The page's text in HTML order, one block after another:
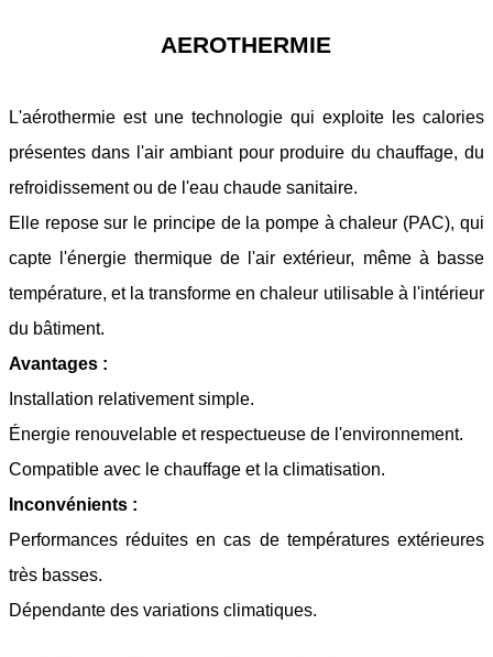
AEROTHERMIE
L'aérothermie est une technologie qui exploite les calories
présentes dans l'air ambiant pour produire du chauffage, du
refroidissement ou de l'eau chaude sanitaire.
Elle repose sur le principe de la pompe à chaleur (PAC), qui
capte l'énergie thermique de l'air extérieur, même à basse
température, et la transforme en chaleur utilisable à l'intérieur
du bâtiment.
Avantages :
Installation relativement simple.
Énergie renouvelable et respectueuse de l'environnement.
Compatible avec le chauffage et la climatisation.
Inconvénients :
Performances réduites en cas de températures extérieures
très basses.
Dépendante des variations climatiques.